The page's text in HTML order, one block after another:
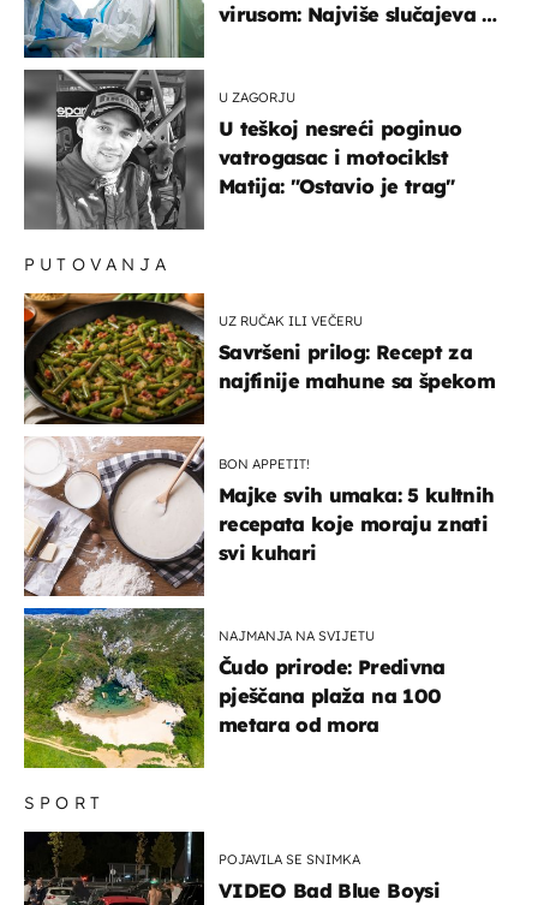
virusom: Najviše slučajeva u
U ZAGORJU
U teškoj nesreći poginuo
vatrogasac i motociklst
Matija: "Ostavio je trag"
SPORT
POJAVILA SE SNIMKA
VIDEO Bad Blue Boysi
PUTOVANJA
UZ RUČAK ILI VEČERU
Savršeni prilog: Recept za
najfinije mahune sa špekom
BON APPETIT!
Majke svih umaka: 5 kultnih
recepata koje moraju znati
svi kuhari
NAJMANJA NA SVIJETU
Čudo prirode: Predivna
pješčana plaža na 100
metara od mora